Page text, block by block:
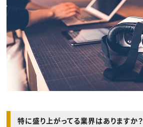
特に盛り上がってる業界はありますか？